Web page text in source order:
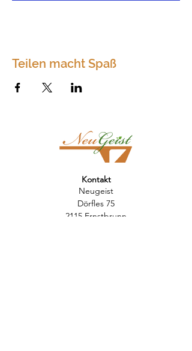
Teilen macht Spaß
Kontakt
Neugeist
Dörfles 75
2115 Ernstbrunn